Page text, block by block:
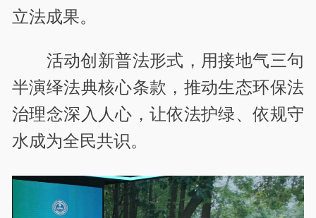
立法成果。
活动创新普法形式，用接地气三句
半演绎法典核心条款，推动生态环保法
治理念深入人心，让依法护绿、依规守
水成为全民共识。